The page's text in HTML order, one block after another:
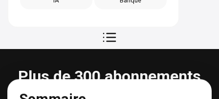
Plus de 300 abonnements
partageables